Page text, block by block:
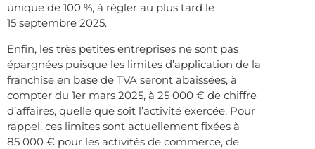
unique de 100 %, à régler au plus tard le
15 septembre 2025.
Enfin, les très petites entreprises ne sont pas
épargnées puisque les limites d’application de la
franchise en base de TVA seront abaissées, à
compter du 1er mars 2025, à 25 000 € de chiffre
d’affaires, quelle que soit l’activité exercée. Pour
rappel, ces limites sont actuellement fixées à
85 000 € pour les activités de commerce, de